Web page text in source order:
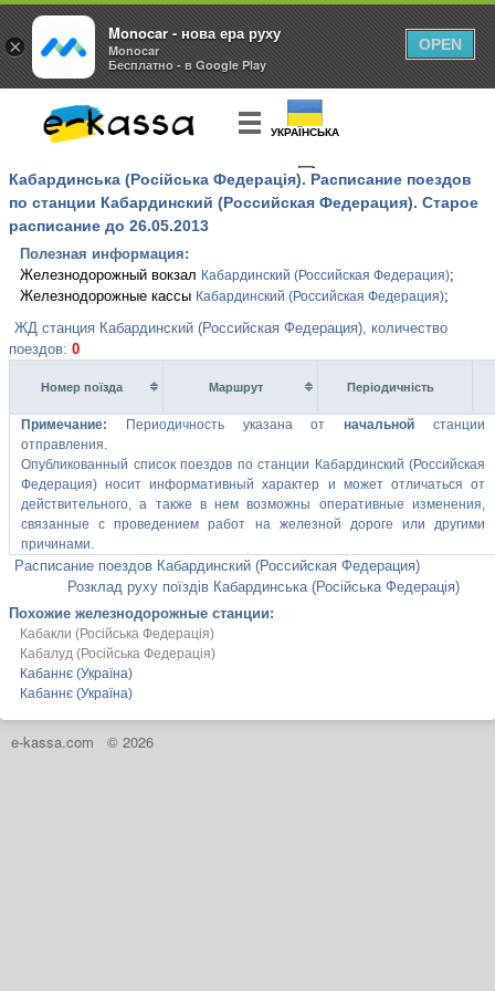
УКРАЇНСЬКА
КУПИТЬ БИЛЕТ
Кабардинська (Російська Федерація). Расписание поездов
по станции Кабардинский (Российская Федерация). Старое
расписание до 26.05.2013
Полезная информация:
Железнодорожный вокзал Кабардинский (Российская Федерация);
Железнодорожные кассы Кабардинский (Российская Федерация);
ЖД станция Кабардинский (Российская Федерация), количество
поездов: 0
Номер поїзда Маршрут Перiодичнiсть
Примечание: Периодичность указана отначальной станции
отправления.
Опубликованный список поездов по станции Кабардинский (Российская
Федерация) носит информативный характер и может отличаться от
действительного, а также в нем возможны оперативные изменения,
связанные с проведением работ на железной дороге или другими
причинами.
Расписание поездов Кабардинский (Российская Федерация)
Розклад руху поїздів Кабардинська (Російська Федерація)
Похожие железнодорожные станции:
Кабакли (Російська Федерація)
Кабалуд (Російська Федерація)
Кабаннє (Україна)
Кабаннє (Україна)
e-kassa.com © 2026
×
Monocar - нова ера руху
Monocar
Бесплатно - в Google Play
OPEN